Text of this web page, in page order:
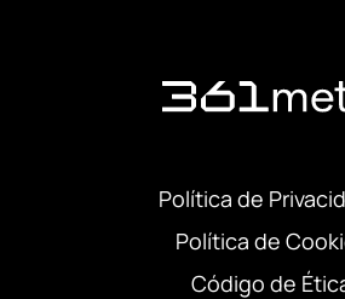
Política de
Política de
Código de